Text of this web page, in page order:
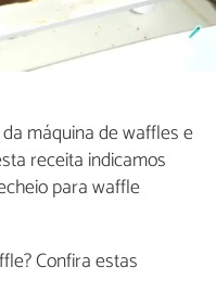
da máquina de waffles e
receita indicamos
para waffle
Confira estas